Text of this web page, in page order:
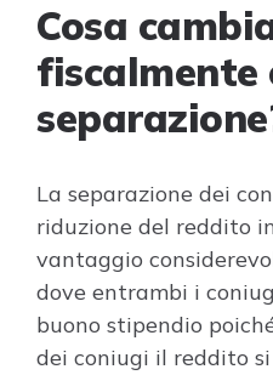
Cosa
fiscalmente
La separazione dei
riduzione del reddito
vantaggio
dove entrambi i
buono stipendio
dei coniugi il reddito